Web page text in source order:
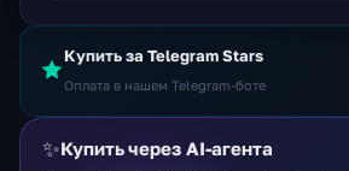
Купить за Telegram Stars
Оплата в нашем Telegram-боте
✨Купить через AI-агента